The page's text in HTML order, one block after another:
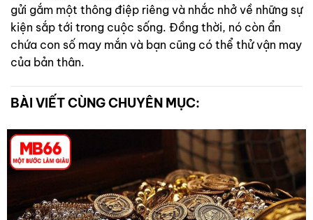
gửi gắm một thông điệp riêng và nhắc nhở về những sự
kiện sắp tới trong cuộc sống. Đồng thời, nó còn ẩn
chứa con số may mắn và bạn cũng có thể thử vận may
của bản thân.
BÀI VIẾT CÙNG CHUYÊN MỤC: